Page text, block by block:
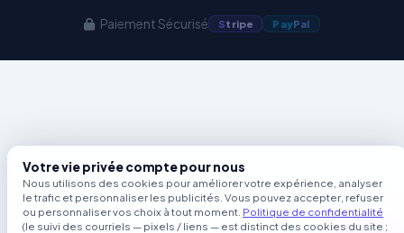
Paiement Sécurisé Stripe PayPal
Votre vie privée compte pour nous
Nous utilisons des cookies pour améliorer votre expérience, analyser
le trafic et personnaliser les publicités. Vous pouvez accepter, refuser
ou personnaliser vos choix à tout moment. Politique de confidentialité
(le suivi des courriels — pixels / liens — est distinct des cookies du site ;